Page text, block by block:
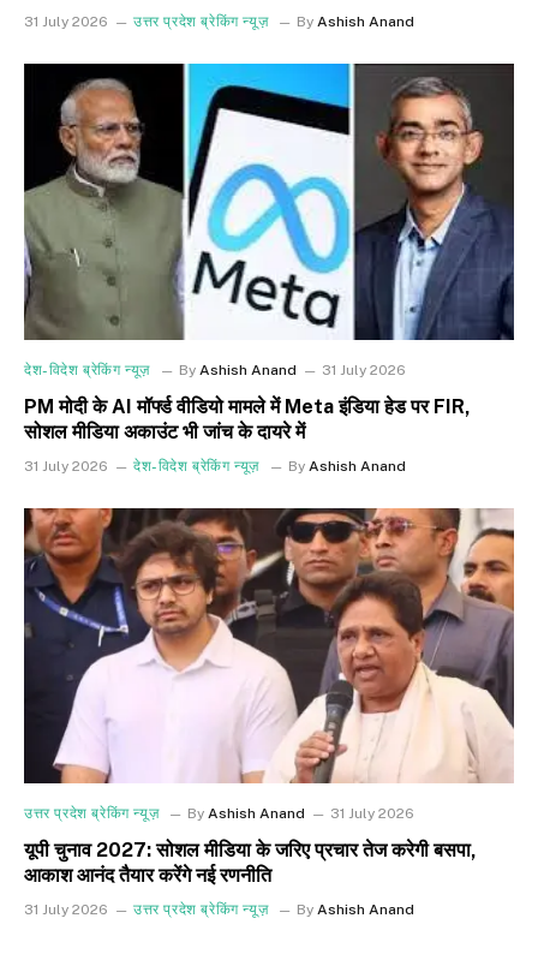
31 July 2026 उत्तर प्रदेश ब्रेकिंग न्यूज़ By Ashish Anand
देश-विदेश ब्रेकिंग न्यूज़ By Ashish Anand 31 July 2026
PM मोदी के AI मॉर्फ्ड वीडियो मामले में Meta इंडिया हेड पर FIR,
सोशल मीडिया अकाउंट भी जांच के दायरे में
31 July 2026 देश-विदेश ब्रेकिंग न्यूज़ By Ashish Anand
उत्तर प्रदेश ब्रेकिंग न्यूज़ By Ashish Anand 31 July 2026
यूपी चुनाव 2027: सोशल मीडिया के जरिए प्रचार तेज करेगी बसपा,
आकाश आनंद तैयार करेंगे नई रणनीति
31 July 2026 उत्तर प्रदेश ब्रेकिंग न्यूज़ By Ashish Anand